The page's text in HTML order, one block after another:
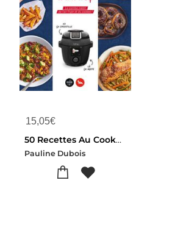
15,05€
50 Recettes Au Cookeo Infinity : Le Combo Inedit De L'air Fryer Et Du Cookeo !
Pauline Dubois